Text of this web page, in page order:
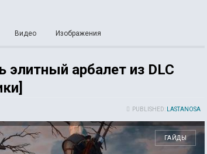
Видео Изображения
элитный арбалет из DLC
PUBLISHED: LASTANOSA
ГАЙДЫ